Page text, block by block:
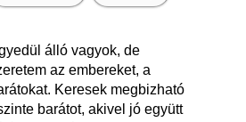
álló vagyok, de
az embereket, a
Keresek megbizható
barátot, akivel jó együtt